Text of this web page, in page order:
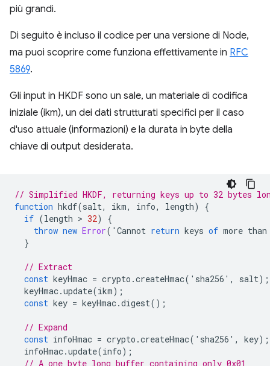
più grandi.
Di seguito è incluso il codice per una versione di Node,
ma puoi scoprire come funziona effettivamente in RFC
5869.
Gli input in HKDF sono un sale, un materiale di codifica
iniziale (ikm), un dei dati strutturati specifici per il caso
d'uso attuale (informazioni) e la durata in byte della
chiave di output desiderata.
// Simplified HKDF, returning keys up to 32 bytes
function hkdf(salt, ikm, info, length)
{
if (length > 32)
{
throw new Error( ' Cannot return keys of more than
}
// Extract
const keyHmac = crypto .createHmac( ' sha256 ' , salt);
keyHmac.update(ikm);
const key = keyHmac.digest();
// Expand
const infoHmac = crypto .createHmac( ' sha256 ' , key);
infoHmac.update(info);
// A one byte long buffer containing only 0x01